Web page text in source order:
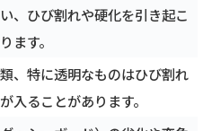
、ひび割れや硬化を引き起こ
ます。
、特に透明なものはひび割れ
入ることがあります。